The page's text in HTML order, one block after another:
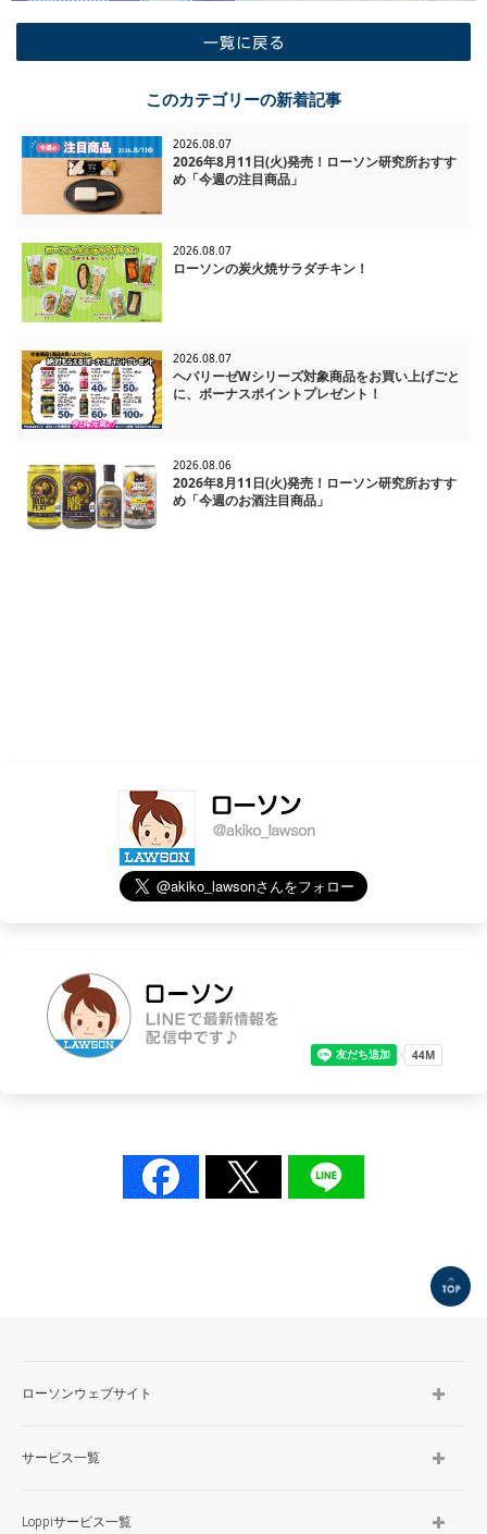
このカテゴリーの新着記事
2026.08.07
2026年8月11日(火)発売！ローソン研究所おすす
め「今週の注目商品」
2026.08.07
ローソンの炭火焼サラダチキン！
2026.08.07
ヘパリーゼWシリーズ対象商品をお買い上げごと
に、ボーナスポイントプレゼント！
2026.08.06
2026年8月11日(火)発売！ローソン研究所おすす
め「今週のお酒注目商品」
ローソンウェブサイト
サービス一覧
Loppiサービス一覧